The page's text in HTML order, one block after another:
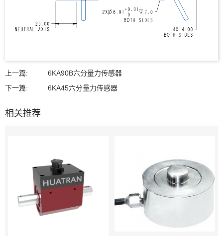
上一篇:
6KA90B六分量力传感器
下一篇:
6KA45六分量力传感器
相关推荐